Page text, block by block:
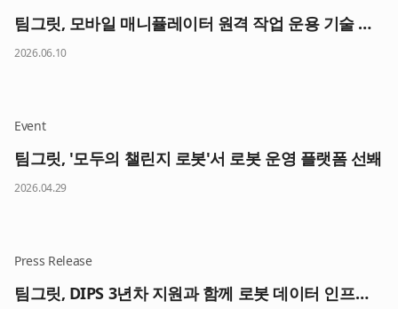
팀그릿, 모바일 매니퓰레이터 원격 작업 운용 기술 공개
2026.06.10
Event
팀그릿, '모두의 챌린지 로봇'서 로봇 운영 플랫폼 선봬
2026.04.29
Press Release
팀그릿, DIPS 3년차 지원과 함께 로봇 데이터 인프라 고도화 본격화